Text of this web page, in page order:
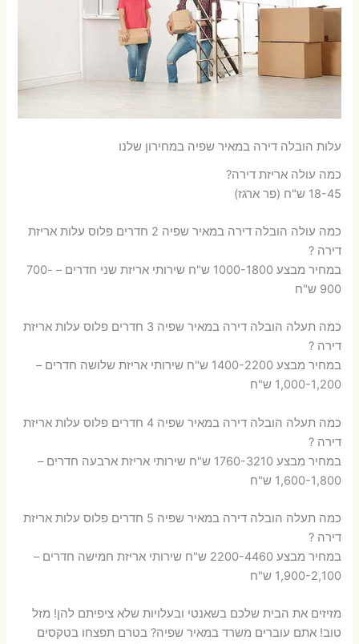
עלות הובלה דירה במאיר שפיה במחירון שלנו
כמה עולה אריזת דירה​?
18-45 ש"ח (פר ארגז)
כמה עולה הובלה דירה במאיר שפיה 2 חדרים פלוס עלות אריזת
דירה ?
במחיר מבצע 1000-1800 ש"ח שירותי אריזת שני חדרים – 700-
900 ש"ח
כמה תעלה הובלה דירה במאיר שפיה 3 חדרים פלוס עלות אריזת
דירה ?
במחיר מבצע 1400-2200 ש"ח שירותי אריזת שלושה חדרים –
1,000-1,200 ש"ח
כמה תעלה הובלה דירה במאיר שפיה 4 חדרים פלוס עלות אריזת
דירה ?
במחיר מבצע 1760-3210 ש"ח שירותי אריזת ארבעה חדרים –
1,600-1,800 ש"ח
כמה תעלה הובלה דירה במאיר שפיה 5 חדרים פלוס עלות אריזת
דירה ?
במחיר מבצע 2200-4460 ש"ח שירותי אריזת חמישה חדרים –
1,900-2,100 ש"ח
מזיזים את הבית שלכם בשאנטי ובעלויות שלא ציפיתם להן! מזל
טוב! אתם עוברים משרד במאיר שפיה? בטרם תפצחו בטקסים